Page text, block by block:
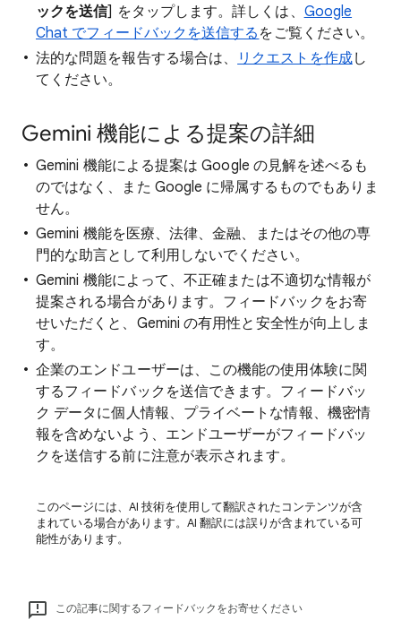
ックを送信] をタップします。詳しくは、 Google
Chat でフィードバックを送信する をご覧ください。
法的な問題を報告する場合は、
リクエストを作成し
てください。
Gemini 機能による提案の詳細
Gemini 機能による提案は Google の見解を述べるも
のではなく、また Google に帰属するものでもありま
せん。
Gemini 機能を医療、法律、金融、またはその他の専
門的な助言として利用しないでください。
Gemini 機能によって、不正確または不適切な情報が
提案される場合があります。フィードバックをお寄
せいただくと、Gemini の有用性と安全性が向上しま
す。
企業のエンドユーザーは、この機能の使用体験に関
するフィードバックを送信できます。フィードバッ
ク データに個人情報、プライベートな情報、機密情
報を含めないよう、エンドユーザーがフィードバッ
クを送信する前に注意が表示されます。
このページには、AI 技術を使用して翻訳されたコンテンツが含
まれている場合があります。AI 翻訳には誤りが含まれている可
能性があります。
この記事に関するフィードバックをお寄せください